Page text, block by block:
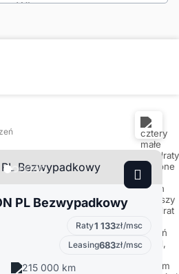
PL Bezwypadkowy
Raty1 133zł/msc
Leasing683zł/msc
215 000 km